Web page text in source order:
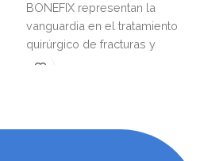
BONEFIX representan la
vanguardia en el tratamiento
quirúrgico de fracturas y
reconstrucciones óseas,